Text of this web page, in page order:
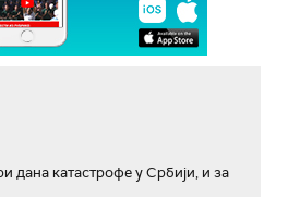
дана катастрофе у Србији, и за